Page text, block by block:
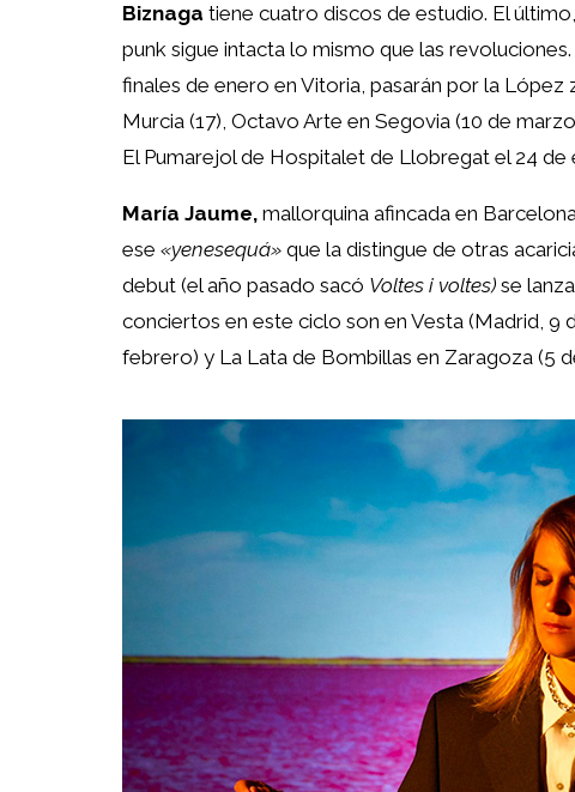
Biznaga tiene cuatro discos de estudio. El último,
punk sigue intacta lo mismo que las
finales de enero en Vitoria, pasarán por la
Murcia (17), Octavo Arte en Segovia (10 de
El Pumarejol de Hospitalet de Llobregat el 24
María Jaume, mallorquina afincada en
ese «yenesequá» que la distingue de otras
debut (el año pasado sacó Voltes i voltes) se
conciertos en este ciclo son en Vesta (Madrid, 9
febrero) y La Lata de Bombillas en Zaragoza (5